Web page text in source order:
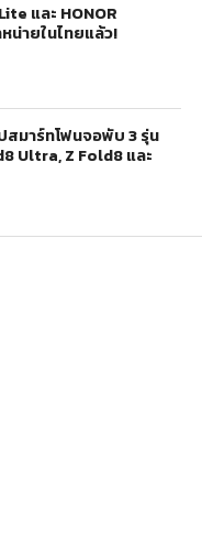
และ HONOR
น่ายในไทยแล้ว!
สมาร์ทโฟนจอพับ 3 รุ่น
Ultra, Z Fold8 และ